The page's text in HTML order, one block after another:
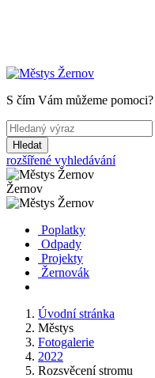
S čím Vám můžeme pomoci?
Hledat
rozšířené vyhledávání
Žernov
Poplatky
Odpady
Projekty
Žernovák
Úvodní stránka
Městys
Fotogalerie
2022
Rozsvěcení stromu